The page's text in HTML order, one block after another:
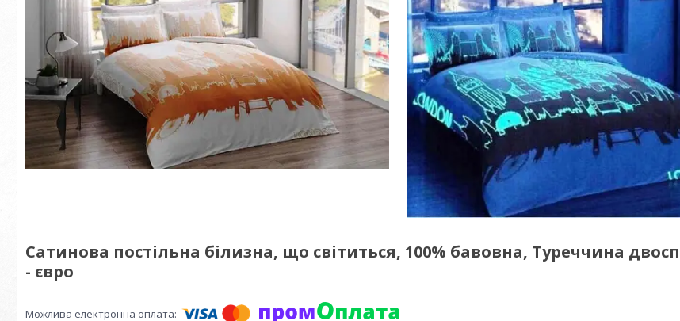
Сатинова постільна білизна, що світиться, 100% бавовна, Туреччина
- євро